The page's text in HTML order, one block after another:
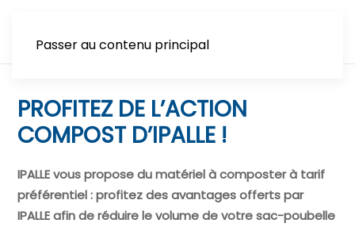
Passer au contenu principal
PROFITEZ DE L’ACTION
COMPOST D’IPALLE !
IPALLE vous propose du matériel à composter à tarif
préférentiel : profitez des avantages offerts par
IPALLE afin de réduire le volume de votre sac-poubelle